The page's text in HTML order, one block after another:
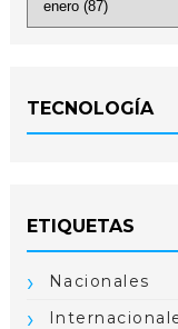
TECNOLOGÍA
ETIQUETAS
Nacionales